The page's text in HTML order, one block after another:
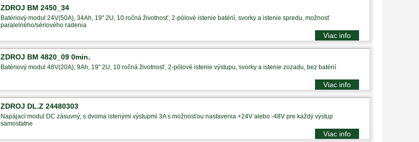
ZDROJ BM 2450_34
Batériový modul 24V(50A), 34Ah, 19" 2U, 10 ročná životnosť, 2-pólové istenie batérií, svorky a istenie spredu, možnosť
paralelného/sériového radenia
Viac info
ZDROJ BM 4820_09 0min.
Batériový modul 48V(20A), 9Ah, 19" 2U, 10 ročná životnosť, 2-pólové istenie výstupu, svorky a istenie zozadu, bez batérií
Viac info
ZDROJ DL.Z 24480303
Napájací modul DC zásuvný, s dvoma istenými výstupmi 3A s možnosťou nastavenia +24V alebo -48V pre každý výstup
samostatne
Viac info